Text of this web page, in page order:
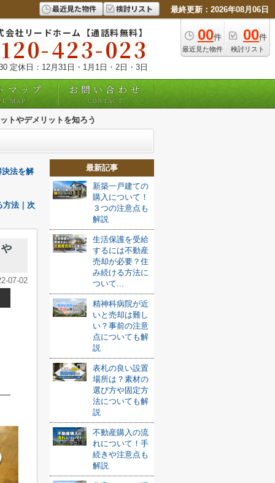
最近見た物件 検討リスト 最終更新：2026年08月06日
00件
最近見た物件
00件
検討リスト
会社リードホーム【通話料無料】
423-023
定休日：12月31日・1月1日・2日・3日
マップ
MAP
お問い合わせ
CONTACT
トやデメリットを知ろう
法を解
方法｜次
07-02
最新記事
新築一戸建ての
購入について！
３つの注意点も
解説
生活保護を受給
するには不動産
売却が必要？住
み続ける方法に
ついて...
精神科病院が近
いと売却は難し
い？事前の注意
点についても解
説
表札の良い設置
場所は？素材の
選び方や固定方
法についても解
説
不動産購入の流
れについて！手
続きや注意点も
解説